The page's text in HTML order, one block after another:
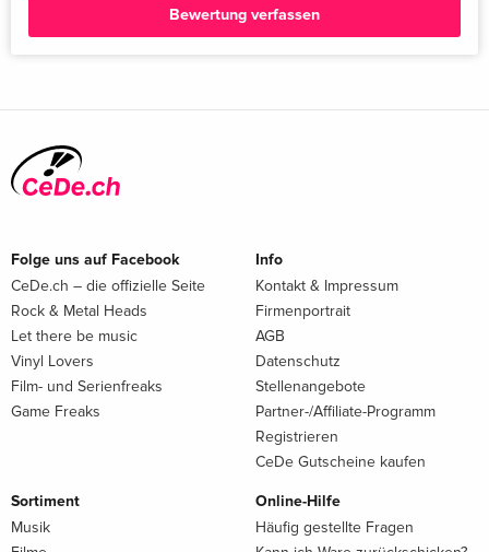
Bewertung verfassen
Folge uns auf Facebook
CeDe.ch – die offizielle Seite
Rock & Metal Heads
Let there be music
Vinyl Lovers
Film- und Serienfreaks
Game Freaks
Info
Kontakt & Impressum
Firmenportrait
AGB
Datenschutz
Stellenangebote
Partner-/Affiliate-Programm
Registrieren
CeDe Gutscheine kaufen
Sortiment
Musik
Online-Hilfe
Häufig gestellte Fragen